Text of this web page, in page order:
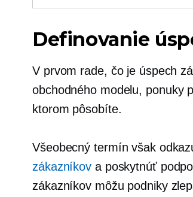
Definovanie
V prvom rade, čo je úspech
obchodného modelu, ponuky
ktorom pôsobíte.
Všeobecný termín však
zákazníkov a poskytnúť
zákazníkov môžu podniky